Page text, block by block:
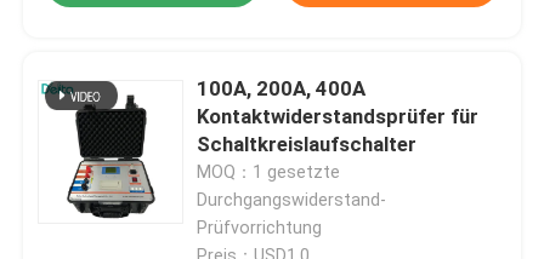
Videos
Über uns
100A, 200A, 400A
Kontaktwiderstandsprüfer für
Schaltkreislaufschalter
MOQ：1 gesetzte
Durchgangswiderstand-
Prüfvorrichtung